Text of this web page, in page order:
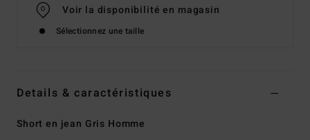
Voir la disponibilité en magasin
Sélectionnez une taille
Details & caractéristiques
Short en jean Gris Homme